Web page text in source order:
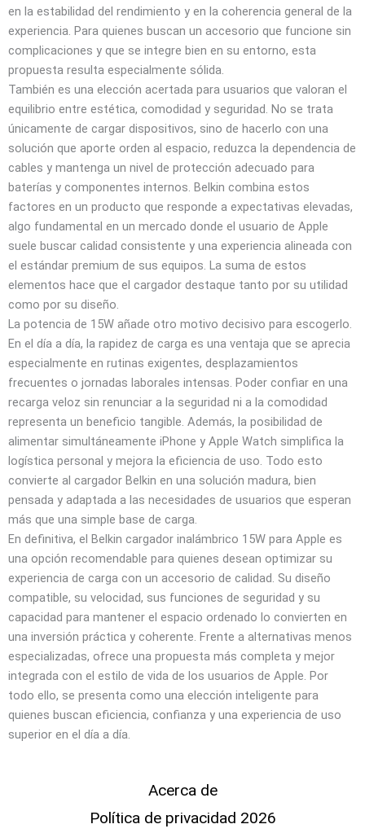
en la estabilidad del rendimiento y en la coherencia general de la
experiencia. Para quienes buscan un accesorio que funcione sin
complicaciones y que se integre bien en su entorno, esta
propuesta resulta especialmente sólida.
También es una elección acertada para usuarios que valoran el
equilibrio entre estética, comodidad y seguridad. No se trata
únicamente de cargar dispositivos, sino de hacerlo con una
solución que aporte orden al espacio, reduzca la dependencia de
cables y mantenga un nivel de protección adecuado para
baterías y componentes internos. Belkin combina estos
factores en un producto que responde a expectativas elevadas,
algo fundamental en un mercado donde el usuario de Apple
suele buscar calidad consistente y una experiencia alineada con
el estándar premium de sus equipos. La suma de estos
elementos hace que el cargador destaque tanto por su utilidad
como por su diseño.
La potencia de 15W añade otro motivo decisivo para escogerlo.
En el día a día, la rapidez de carga es una ventaja que se aprecia
especialmente en rutinas exigentes, desplazamientos
frecuentes o jornadas laborales intensas. Poder confiar en una
recarga veloz sin renunciar a la seguridad ni a la comodidad
representa un beneficio tangible. Además, la posibilidad de
alimentar simultáneamente iPhone y Apple Watch simplifica la
logística personal y mejora la eficiencia de uso. Todo esto
convierte al cargador Belkin en una solución madura, bien
pensada y adaptada a las necesidades de usuarios que esperan
más que una simple base de carga.
En definitiva, el Belkin cargador inalámbrico 15W para Apple es
una opción recomendable para quienes desean optimizar su
experiencia de carga con un accesorio de calidad. Su diseño
compatible, su velocidad, sus funciones de seguridad y su
capacidad para mantener el espacio ordenado lo convierten en
una inversión práctica y coherente. Frente a alternativas menos
especializadas, ofrece una propuesta más completa y mejor
integrada con el estilo de vida de los usuarios de Apple. Por
todo ello, se presenta como una elección inteligente para
quienes buscan eficiencia, confianza y una experiencia de uso
superior en el día a día.
Acerca de
Política de privacidad 2026